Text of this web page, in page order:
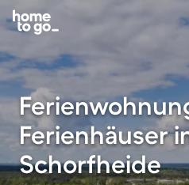
Ferienhäuser
Schorfheide